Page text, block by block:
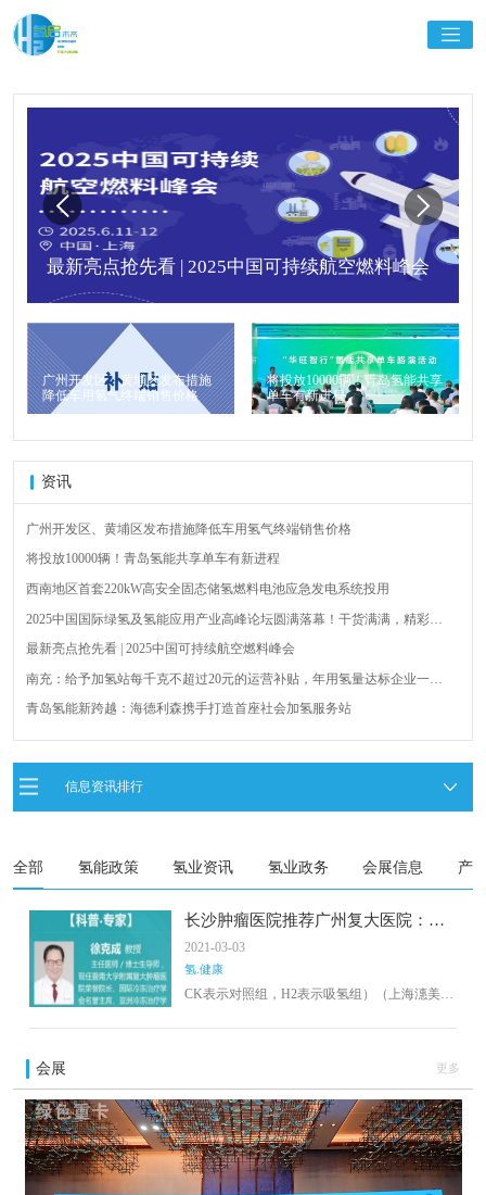
最新亮点抢先看 | 2025中国可持续航空燃料峰会
广州开发区、黄埔区发布措施
降低车用氢气终端销售价格
将投放10000辆！青岛氢能共享
单车有新进程
资讯
广州开发区、黄埔区发布措施降低车用氢气终端销售价格
将投放10000辆！青岛氢能共享单车有新进程
西南地区首套220kW高安全固态储氢燃料电池应急发电系统投用
2025中国国际绿氢及氢能应用产业高峰论坛圆满落幕！干货满满，精彩瞬
最新亮点抢先看 | 2025中国可持续航空燃料峰会
南充：给予加氢站每千克不超过20元的运营补贴，年用氢量达标企业一次
青岛氢能新跨越：海德利森携手打造首座社会加氢服务站
全球首台套！240吨氢能矿用刚性自卸车联合开发协议签署暨项目阶段开发
荷兰氢能产业联盟到访天德工业装备，与市区相关领导就威海文登区氢能
信息资讯排行
全部 氢能政策 氢业资讯 氢业政务 会展信息 产
长沙肿瘤医院推荐广州复大医院：氢
分子防治肝癌
2021-03-03
氢.健康
CK表示对照组，H2表示吸氢组）（上海潓美提
正常气体和含氢气体条件下，癌细胞生长状
会展 更多